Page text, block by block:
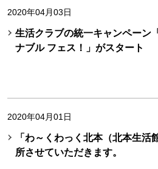
2020年04月03日
生活クラブの統一キャンペーン
ナブル フェス！」がスタート
2020年04月01日
「わ～くわっく北本（北本生活
所させていただきます。